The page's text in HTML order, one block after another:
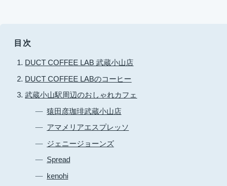
目次
DUCT COFFEE LAB 武蔵小山店
DUCT COFFEE LABのコーヒー
武蔵小山駅周辺のおしゃれカフェ
猿田彦珈琲武蔵小山店
アマメリアエスプレッソ
ジェニージョーンズ
Spread
kenohi